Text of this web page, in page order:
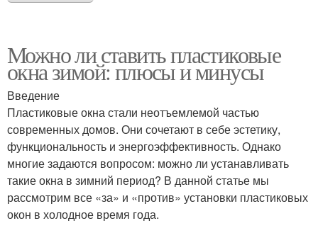
Можно ли ставить пластиковые
окна зимой: плюсы и минусы
Введение
Пластиковые окна стали неотъемлемой частью
современных домов. Они сочетают в себе эстетику,
функциональность и энергоэффективность. Однако
многие задаются вопросом: можно ли устанавливать
такие окна в зимний период? В данной статье мы
рассмотрим все «за» и «против» установки пластиковых
окон в холодное время года.